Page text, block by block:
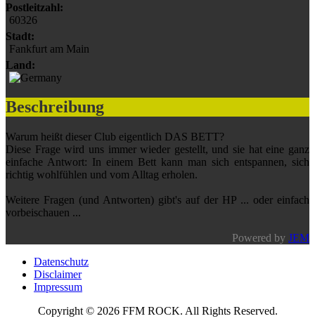
Postleitzahl:
60326
Stadt:
Fankfurt am Main
Land:
Beschreibung
Warum heißt dieser Club eigentlich DAS BETT?
Diese Frage wird uns immer wieder gestellt, und sie hat eine ganz
einfache Antwort: In einem Bett kann man sich entspannen, sich
richtig wohlfühlen und vom Alltag erholen.
Weitere Fragen (und Antworten) gibt's auf der HP ... oder einfach
vorbeischauen ...
Powered by JEM
Datenschutz
Disclaimer
Impressum
Copyright © 2026 FFM ROCK. All Rights Reserved.